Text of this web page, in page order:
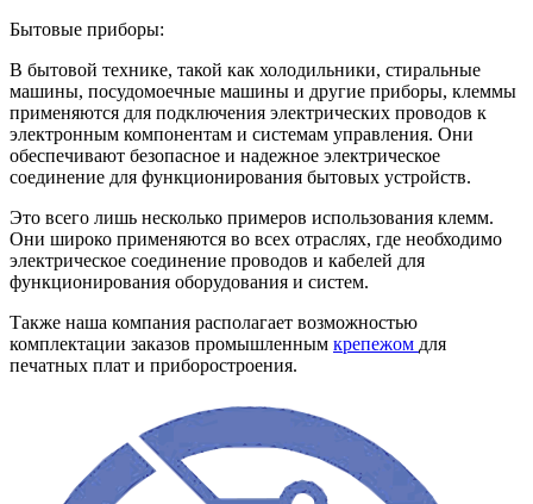
Бытовые приборы:
В бытовой технике, такой как холодильники, стиральные
машины, посудомоечные машины и другие приборы, клеммы
применяются для подключения электрических проводов к
электронным компонентам и системам управления. Они
обеспечивают безопасное и надежное электрическое
соединение для функционирования бытовых устройств.
Это всего лишь несколько примеров использования клемм.
Они широко применяются во всех отраслях, где необходимо
электрическое соединение проводов и кабелей для
функционирования оборудования и систем.
Также наша компания располагает возможностью
комплектации заказов промышленным крепежом для
печатных плат и приборостроения.